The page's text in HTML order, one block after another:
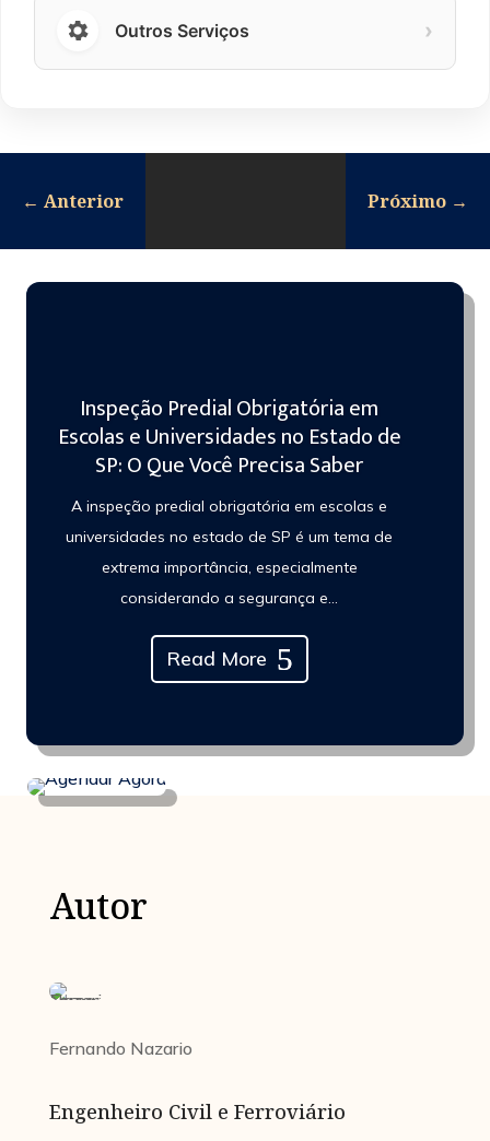
Outros Serviços ›
← Anterior Próximo →
Inspeção Predial Obrigatória em
Escolas e Universidades no Estado de
SP: O Que Você Precisa Saber
A inspeção predial obrigatória em escolas e
universidades no estado de SP é um tema de
extrema importância, especialmente
considerando a segurança e...
Read More
Autor
Fernando Nazario
Engenheiro Civil e Ferroviário